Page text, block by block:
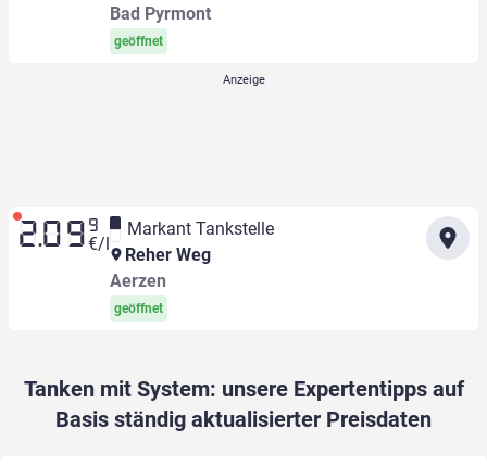
Bad Pyrmont
geöffnet
2.09 9
€/l
Markant Tankstelle
Reher Weg
Aerzen
geöffnet
Tanken mit System: unsere Expertentipps auf
Basis ständig aktualisierter Preisdaten